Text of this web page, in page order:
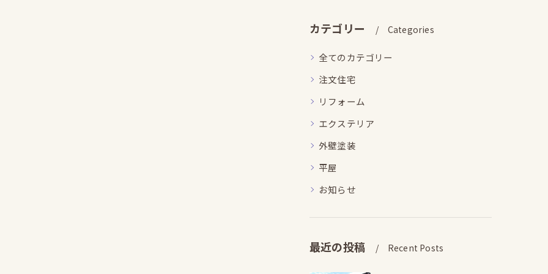
カテゴリー Categories
全てのカテゴリー
注文住宅
リフォーム
エクステリア
外壁塗装
平屋
お知らせ
最近の投稿 Recent Posts